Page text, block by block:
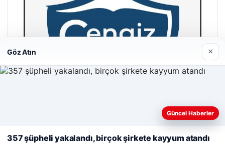
deneyiminizi kişiselleştirmek ve geliştirmek amacıyla çerezler
Reddet Kabul Et
Göz Atın ×
Güncel Haberler
357 şüpheli yakalandı, birçok şirkete kayyum atandı